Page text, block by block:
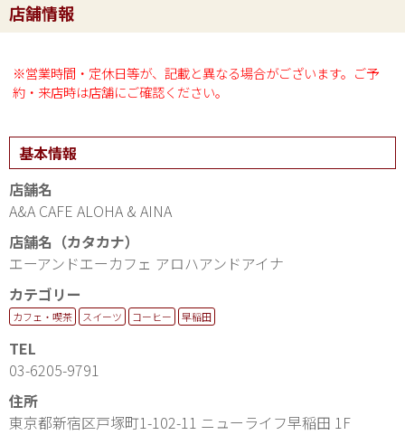
店舗情報
※営業時間・定休日等が、記載と異なる場合がございます。ご予
約・来店時は店舗にご確認ください。
基本情報
店舗名
A&A CAFE ALOHA & AINA
店舗名（カタカナ）
エーアンドエーカフェ アロハアンドアイナ
カテゴリー
カフェ・喫茶 スイーツ コーヒー 早稲田
TEL
03-6205-9791
住所
東京都新宿区戸塚町1-102-11 ニューライフ早稲田 1F